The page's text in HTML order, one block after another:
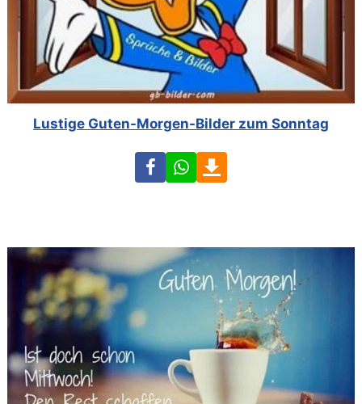
Lustige Guten-Morgen-Bilder zum Sonntag
FacebookWhatsApp